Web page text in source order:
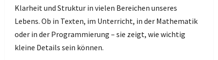
Klarheit und Struktur in vielen Bereichen unseres
Lebens. Ob in Texten, im Unterricht, in der Mathematik
oder in der Programmierung – sie zeigt, wie wichtig
kleine Details sein können.